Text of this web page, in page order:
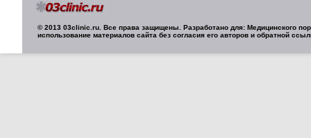
© 2013 03clinic.ru. Все права защищены. Разработано для: Медицинского
использование материалов сайта без согласия его авторов и обратной